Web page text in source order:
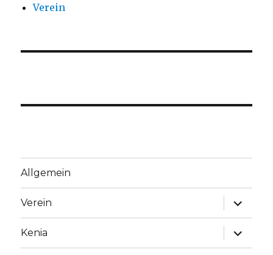
Verein
Allgemein
Verein
Kenia